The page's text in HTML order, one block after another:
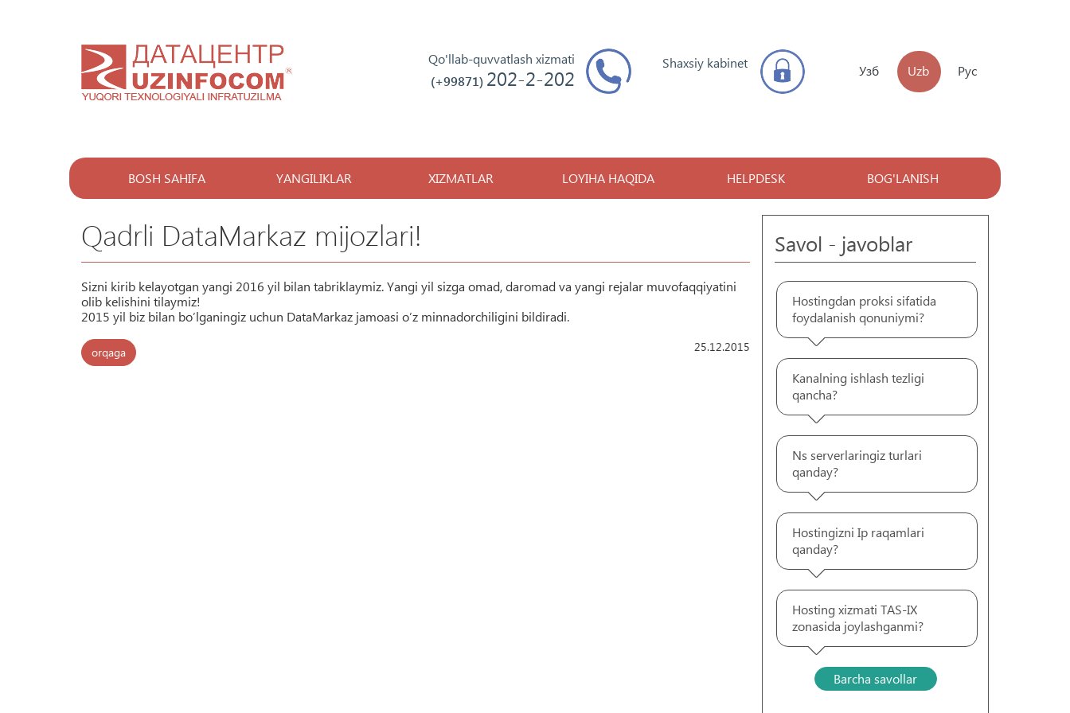
BOSH SAHIFA YANGILIKLAR XIZMATLAR LOYIHA HAQIDA HELPDESK BOG'LANISH
Узб Uzb Рус
Shaxsiy kabinet
Qo'llab-quvvatlash xizmati
(+99871) 202-2-202
Qadrli DataMarkaz mijozlari!
Sizni kirib kelayotgan yangi 2016 yil bilan tabriklaymiz. Yangi yil sizga omad, daromad va yangi rejalar muvofaqqiyatini
olib kelishini tilaymiz!
2015 yil biz bilan bo’lganingiz uchun DataMarkaz jamoasi o’z minnadorchiligini bildiradi.
orqaga 25.12.2015
Savol - javoblar
Hostingdan proksi sifatida
foydalanish qonuniymi?
Kanalning ishlash tezligi
qancha?
Ns serverlaringiz turlari
qanday?
Hostingizni Ip raqamlari
qanday?
Hosting xizmati TAS-IX
zonasida joylashganmi?
Barcha savollar